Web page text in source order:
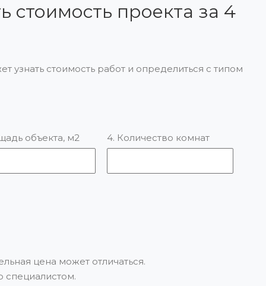
стоимость проекта за 4
узнать стоимость работ и определиться с типом
объекта, м2 4. Количество комнат
цена может отличаться.
специалистом.